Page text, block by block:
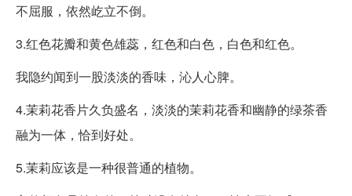
不屈服，依然屹立不倒。
3.红色花瓣和黄色雄蕊，红色和白色，白色和红色。
我隐约闻到一股淡淡的香味，沁人心脾。
4.茉莉花香片久负盛名，淡淡的茉莉花香和幽静的绿茶香
融为一体，恰到好处。
5.茉莉应该是一种很普通的植物。